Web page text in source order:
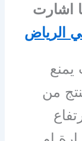
اشارت
الرياض
من